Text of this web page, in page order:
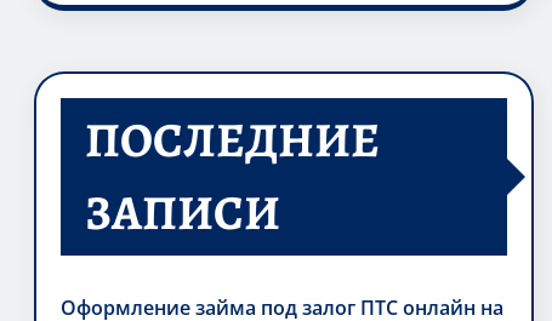
ПОСЛЕДНИЕ
ЗАПИСИ
Оформление займа под залог ПТС онлайн на